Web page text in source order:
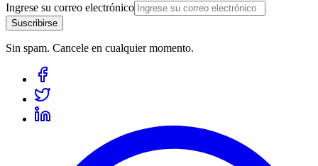
Ingrese su correo electrónico
Suscribirse
Sin spam. Cancele en cualquier momento.